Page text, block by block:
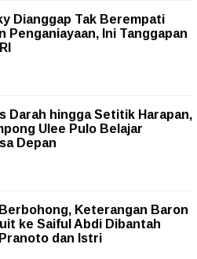
Dianggap Tak Berempati
Penganiayaan, Ini Tanggapan
Darah hingga Setitik Harapan,
Ulee Pulo Belajar
Depan
Keterangan Baron
ke Saiful Abdi Dibantah
dan Istri